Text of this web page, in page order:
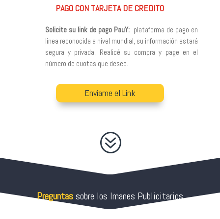
PAGO CON TARJETA DE CREDITO
Solicite su link de pago PauY:plataforma de pago en
línea reconocida a nivel mundial, su información estará
segura y privada, Realicé su compra y page en el
número de cuotas que desee.
Enviame el Link
?
Preguntassobre los Imanes Publicitarios